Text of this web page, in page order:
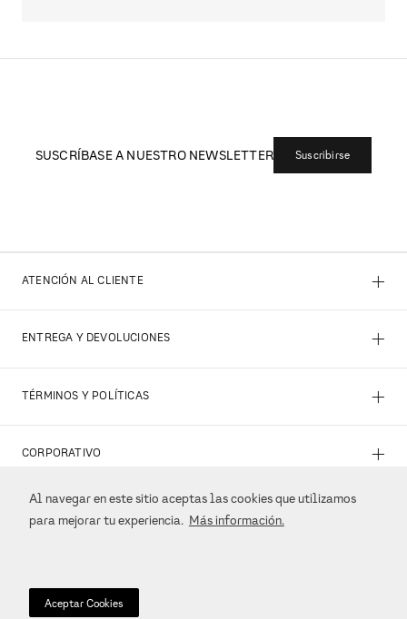
Al navegar en este sitio aceptas las cookies que utilizamos
para mejorar tu experiencia. Más información.
Aceptar Cookies
SUSCRÍBASE A NUESTRO NEWSLETTER Suscribirse
ATENCIÓN AL CLIENTE +
ENTREGA Y DEVOLUCIONES +
TÉRMINOS Y POLÍTICAS +
CORPORATIVO +
REDES SOCIALES